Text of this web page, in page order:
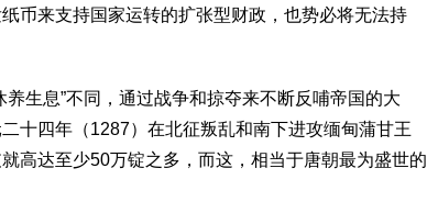
币来支持国家运转的扩张型财政，也势必将无法持
生息”不同，通过战争和掠夺来不断反哺帝国的大
十四年（1287）在北征叛乱和南下进攻缅甸蒲甘王
高达至少50万锭之多，而这，相当于唐朝最为盛世的